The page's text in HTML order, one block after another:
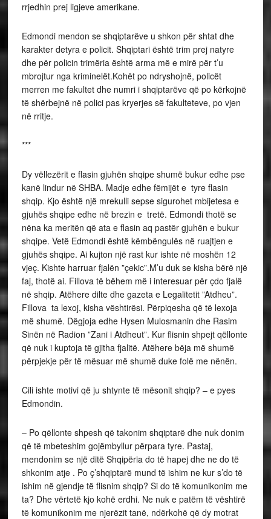
rrjedhin prej ligjeve amerikane.
Edmondi mendon se shqiptarëve u shkon për shtat dhe
karakter detyra e policit. Shqiptari është trim prej natyre
dhe për policin trimëria është arma më e mirë për t’u
mbrojtur nga kriminelët.Kohët po ndryshojnë, policët
merren me fakultet dhe numri i shqiptarëve që po kërkojnë
të shërbejnë në polici pas kryerjes së fakulteteve, po vjen
në rritje.
***
Dy vëllezërit e flasin gjuhën shqipe shumë bukur edhe pse
kanë lindur në SHBA. Madje edhe fëmijët e tyre flasin
shqip. Kjo është një mrekulli sepse sigurohet mbijetesa e
gjuhës shqipe edhe në brezin e tretë. Edmondi thotë se
nëna ka meritën që ata e flasin aq pastër gjuhën e bukur
shqipe. Vetë Edmondi është këmbëngulës në ruajtjen e
gjuhës shqipe. Ai kujton një rast kur ishte në moshën 12
vjeç. Kishte harruar fjalën ”çekic”.M’u duk se kisha bërë një
faj, thotë ai. Fillova të bëhem më i interesuar për çdo fjalë
në shqip. Atëhere dilte dhe gazeta e Legalitetit ”Atdheu”.
Fillova ta lexoj, kisha vështirësi. Përpiqesha që të lexoja
më shumë. Dëgjoja edhe Hysen Mulosmanin dhe Rasim
Sinën në Radion ”Zani i Atdheut”. Kur flisnin shpejt qëllonte
që nuk i kuptoja të gjitha fjalitë. Atëhere bëja më shumë
përpjekje për të mësuar më shumë duke folë me nënën.
Cili ishte motivi që ju shtynte të mësonit shqip? – e pyes
Edmondin.
– Po qëllonte shpesh që takonim shqiptarë dhe nuk donim
që të mbeteshim gojëmbyllur përpara tyre. Pastaj,
mendonim se një ditë Shqipëria do të hapej dhe ne do të
shkonim atje . Po ç’shqiptarë mund të ishim ne kur s’do të
ishim në gjendje të flisnim shqip? Si do të komunikonim me
ta? Dhe vërtetë kjo kohë erdhi. Ne nuk e patëm të vështirë
të komunikonim me njerëzit tanë, ndërkohë që dy motrat